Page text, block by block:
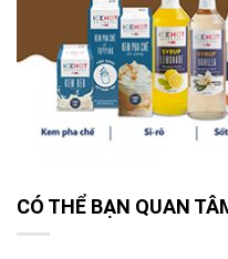
CÓ THỂ BẠN QUAN